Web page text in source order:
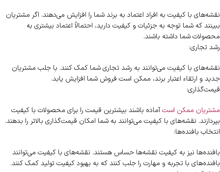
نقشه‌های با کیفیت به افراد اعتماد به برند شما را افزایش می‌دهند. اگر مشتریان
ببینند که شما توجه به جزئیات و کیفیت دارید، احتمالاً اعتماد بیشتری به
محصولات شما داشته باشند.
رشد تجاری:
نقشه‌های با کیفیت می‌توانند به رشد تجاری شما کمک کنند. با جلب مشتریان
جدید و ارتقاء اعتبار برند، ممکن است فروش شما افزایش یابد.
قیمت‌گذاری:
مشتریان ممکن استآماده باشند بیشترین قیمت را برای محصولات با کیفیت
بپردازند. نقشه‌های با کیفیت می‌توانند به شما امکان قیمت‌گذاری بالاتر را بدهند.
انتخاب بافنده‌ها:
بافنده‌ها نیز به کیفیت نقشه‌ها حساس هستند. نقشه‌های با کیفیت می‌توانند
بافنده‌های با تجربه و مهارت را جلب کنند که به بهبود کیفیت تولید کمک کنند.